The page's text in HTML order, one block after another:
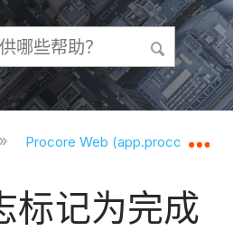
层次
Procore Web
标记为完成